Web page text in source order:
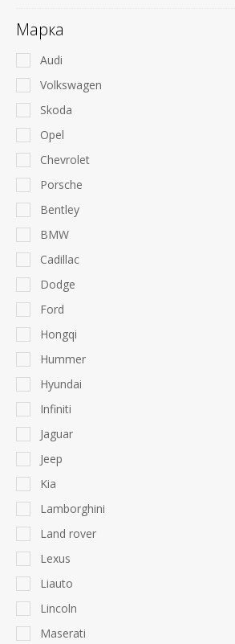
Марка
Audi
Volkswagen
Skoda
Opel
Chevrolet
Porsche
Bentley
BMW
Cadillac
Dodge
Ford
Hongqi
Hummer
Hyundai
Infiniti
Jaguar
Jeep
Kia
Lamborghini
Land rover
Lexus
Liauto
Lincoln
Maserati